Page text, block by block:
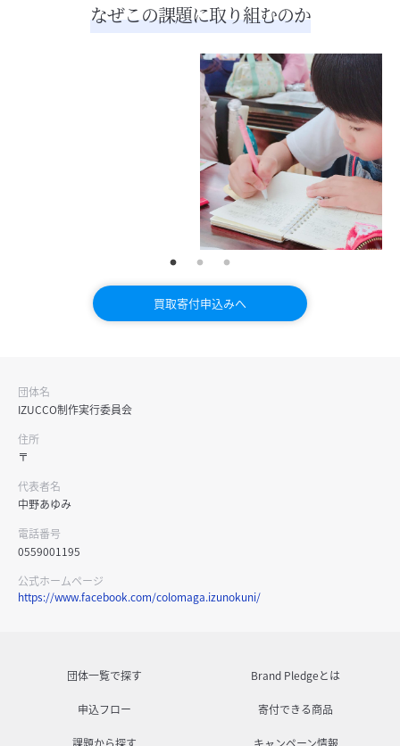
なぜこの課題に取り組むのか
買取寄付申込みへ
団体名
IZUCCO制作実行委員会
住所
〒
代表者名
中野あゆみ
電話番号
0559001195
公式ホームページ
https://www.facebook.com/colomaga.izunokuni/
団体一覧で探す Brand Pledgeとは
申込フロー 寄付できる商品